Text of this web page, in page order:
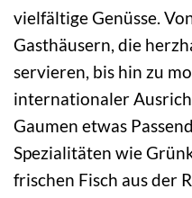
vielfältige Genüsse.
Gasthäusern, die
servieren, bis hin zu
internationaler
Gaumen etwas
Spezialitäten wie
frischen Fisch aus der